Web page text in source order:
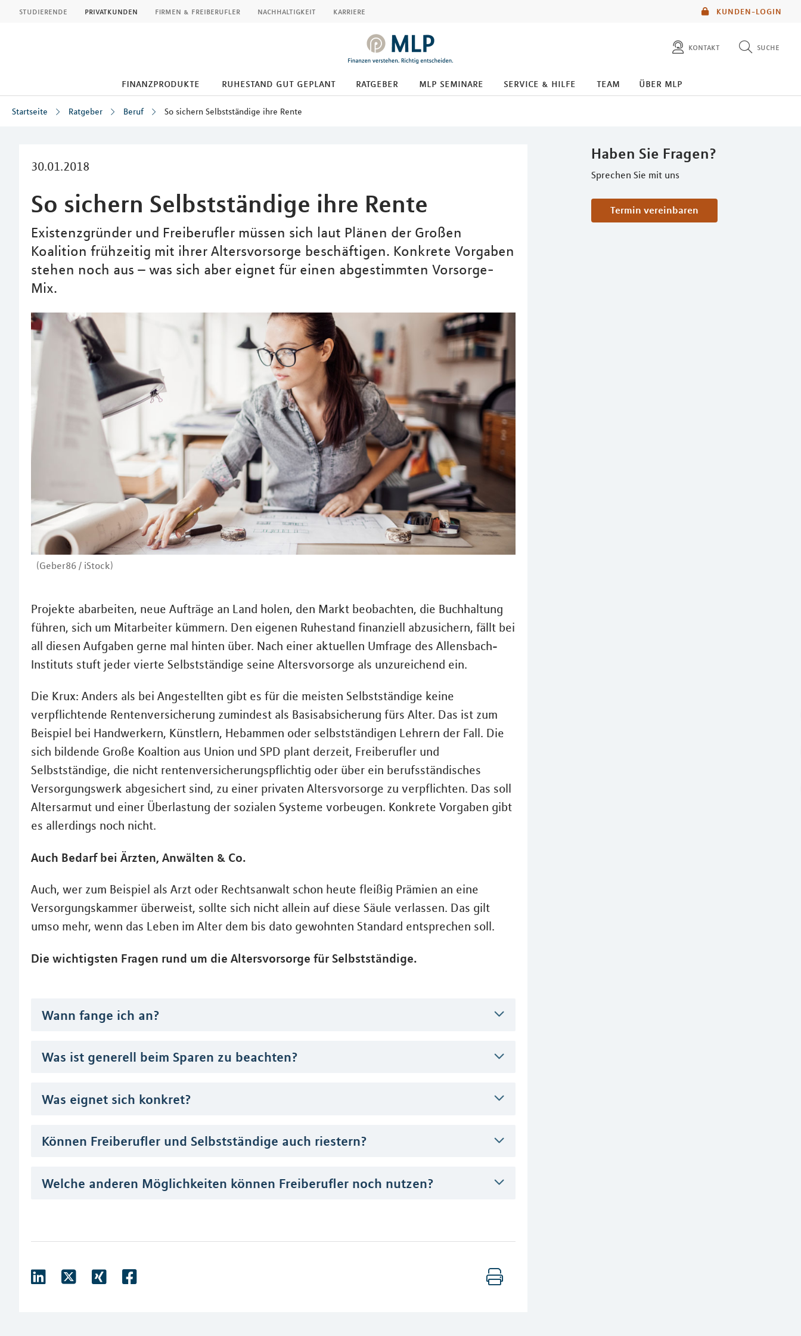
KUNDEN-LOGIN
studierende privatkunden firmen & freiberufler nachhaltigkeit karriere
kontakt suche
diese website durchsuchen
finanzprodukte ruhestand gut geplant ratgeber mlp seminare service & hilfe team über mlp
Startseite Ratgeber Beruf So sichern Selbstständige ihre Rente
30.01.2018
So sichern Selbstständige ihre Rente
Existenzgründer und Freiberufler müssen sich laut Plänen der Großen
Koalition frühzeitig mit ihrer Altersvorsorge beschäftigen. Konkrete Vorgaben
stehen noch aus – was sich aber eignet für einen abgestimmten Vorsorge-
Mix.
(Geber86 / iStock)
Haben Sie Fragen?
Sprechen Sie mit uns
Termin vereinbaren
Projekte abarbeiten, neue Aufträge an Land holen, den Markt beobachten, die Buchhaltung
führen, sich um Mitarbeiter kümmern. Den eigenen Ruhestand finanziell abzusichern, fällt bei
all diesen Aufgaben gerne mal hinten über. Nach einer aktuellen Umfrage des Allensbach-
Instituts stuft jeder vierte Selbstständige seine Altersvorsorge als unzureichend ein.
Die Krux: Anders als bei Angestellten gibt es für die meisten Selbstständige keine
verpflichtende Rentenversicherung zumindest als Basisabsicherung fürs Alter. Das ist zum
Beispiel bei Handwerkern, Künstlern, Hebammen oder selbstständigen Lehrern der Fall. Die
sich bildende Große Koaltion aus Union und SPD plant derzeit, Freiberufler und
Selbstständige, die nicht rentenversicherungspflichtig oder über ein berufsständisches
Versorgungswerk abgesichert sind, zu einer privaten Altersvorsorge zu verpflichten. Das soll
Altersarmut und einer Überlastung der sozialen Systeme vorbeugen. Konkrete Vorgaben gibt
es allerdings noch nicht.
Auch Bedarf bei Ärzten, Anwälten & Co.
Auch, wer zum Beispiel als Arzt oder Rechtsanwalt schon heute fleißig Prämien an eine
Versorgungskammer überweist, sollte sich nicht allein auf diese Säule verlassen. Das gilt
umso mehr, wenn das Leben im Alter dem bis dato gewohnten Standard entsprechen soll.
Die wichtigsten Fragen rund um die Altersvorsorge für Selbstständige.
Wann fange ich an?
Was ist generell beim Sparen zu beachten?
Was eignet sich konkret?
Können Freiberufler und Selbstständige auch riestern?
Welche anderen Möglichkeiten können Freiberufler noch nutzen?